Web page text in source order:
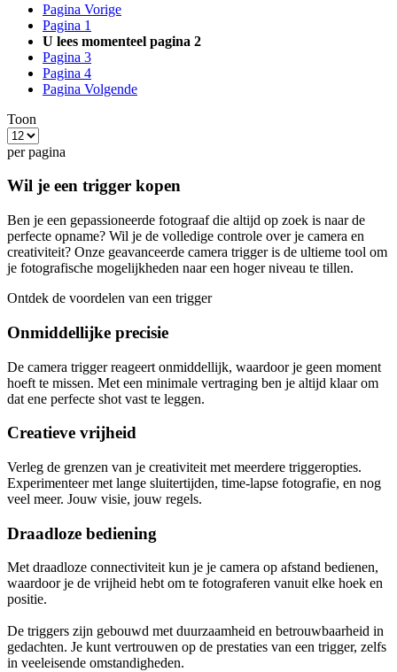
Pagina Vorige
Pagina 1
U lees momenteel pagina 2
Pagina 3
Pagina 4
Pagina Volgende
Toon
per pagina
Wil je een trigger kopen
Ben je een gepassioneerde fotograaf die altijd op zoek is naar de
perfecte opname? Wil je de volledige controle over je camera en
creativiteit? Onze geavanceerde camera trigger is de ultieme tool om
je fotografische mogelijkheden naar een hoger niveau te tillen.
Ontdek de voordelen van een trigger
Onmiddellijke precisie
De camera trigger reageert onmiddellijk, waardoor je geen moment
hoeft te missen. Met een minimale vertraging ben je altijd klaar om
dat ene perfecte shot vast te leggen.
Creatieve vrijheid
Verleg de grenzen van je creativiteit met meerdere triggeropties.
Experimenteer met lange sluitertijden, time-lapse fotografie, en nog
veel meer. Jouw visie, jouw regels.
Draadloze bediening
Met draadloze connectiviteit kun je je camera op afstand bedienen,
waardoor je de vrijheid hebt om te fotograferen vanuit elke hoek en
positie.
De triggers zijn gebouwd met duurzaamheid en betrouwbaarheid in
gedachten. Je kunt vertrouwen op de prestaties van een trigger, zelfs
in veeleisende omstandigheden.